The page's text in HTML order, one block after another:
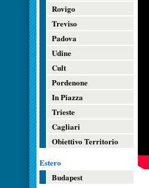
Rovigo
Treviso
Padova
Udine
Cult
Pordenone
In Piazza
Trieste
Cagliari
Obiettivo Territorio
Estero
Budapest